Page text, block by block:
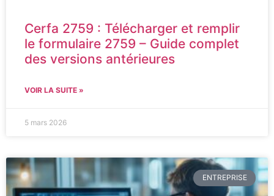
Cerfa 2759 : Télécharger et remplir
le formulaire 2759 – Guide complet
des versions antérieures
VOIR LA SUITE »
5 mars 2026
ENTREPRISE